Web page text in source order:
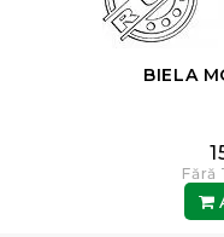
BIELA
Fără